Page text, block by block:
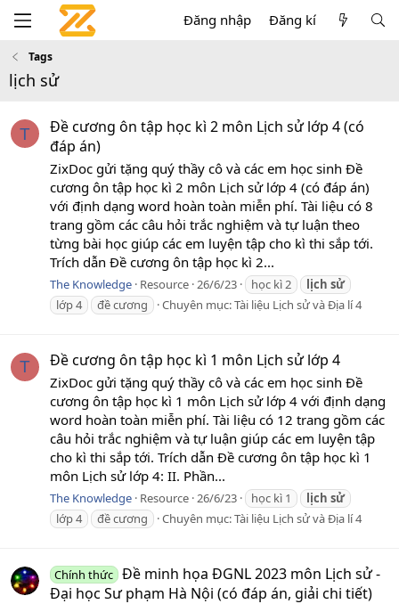
Đăng nhập Đăng kí
Tags
lịch sử
T
Đề cương ôn tập học kì 2 môn Lịch sử lớp 4 (có
đáp án)
ZixDoc gửi tặng quý thầy cô và các em học sinh Đề
cương ôn tập học kì 2 môn Lịch sử lớp 4 (có đáp án)
với định dạng word hoàn toàn miễn phí. Tài liệu có 8
trang gồm các câu hỏi trắc nghiệm và tự luận theo
từng bài học giúp các em luyện tập cho kì thi sắp tới.
Trích dẫn Đề cương ôn tập học kì 2...
The Knowledge Resource 26/6/23 học kì 2 lịch sử
lớp 4
đề cương Chuyên mục:Tài liệu Lịch sử và Địa lí 4
T Đề cương ôn tập học kì 1 môn Lịch sử lớp 4
ZixDoc gửi tặng quý thầy cô và các em học sinh Đề
cương ôn tập học kì 1 môn Lịch sử lớp 4 với định dạng
word hoàn toàn miễn phí. Tài liệu có 12 trang gồm các
câu hỏi trắc nghiệm và tự luận giúp các em luyện tập
cho kì thi sắp tới. Trích dẫn Đề cương ôn tập học kì 1
môn Lịch sử lớp 4: II. Phần...
The Knowledge Resource 26/6/23 học kì 1 lịch sử
lớp 4
đề cương Chuyên mục:Tài liệu Lịch sử và Địa lí 4
Chính thức Đề minh họa ĐGNL 2023 môn Lịch sử -
Đại học Sư phạm Hà Nội (có đáp án, giải chi tiết)